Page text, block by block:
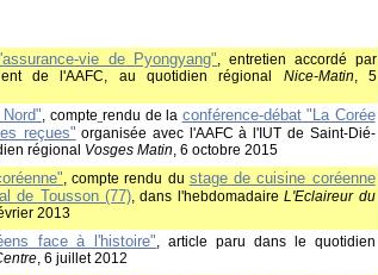
vie de Pyongyang" , entretien accordé par
de l'AAFC, au quotidien régional Nice-Matin , 5
, compte rendu de la conférence-débat "La Corée
reçues" organisée avec l'AAFC à l'IUT de Saint-Dié-
régional Vosges Matin , 6 octobre 2015
, compte rendu du stage de cuisine coréenne
de Tousson (77),dans l'hebdomadaireL'Eclaireur du
2013
face à l'histoire" , article paru dans le quotidien
, 6 juillet 2012